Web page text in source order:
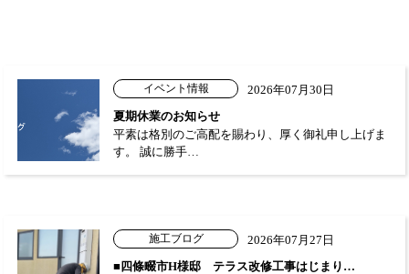
イベント情報
2026年07月30日
夏期休業のお知らせ
平素は格別のご高配を賜わり、厚く御礼申し上げま
す。 誠に勝手…
施工ブログ
2026年07月27日
■四條畷市H様邸 テラス改修工事はじまり…